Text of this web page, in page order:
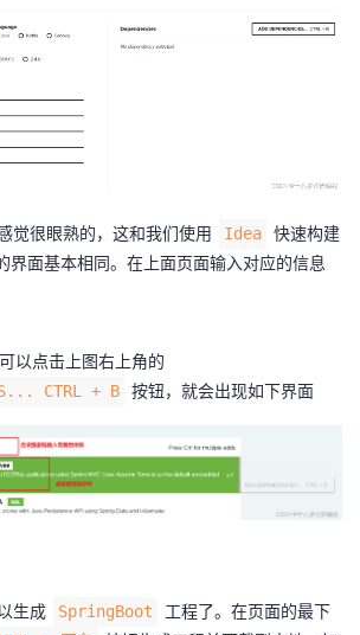
觉很眼熟的，这和我们使用 Idea 快速构建
界面基本相同。在上面页面输入对应的信息
可以点击上图右上角的
CTRL + B 按钮，就会出现如下界面
生成 SpringBoot
工程了。在页面的最下